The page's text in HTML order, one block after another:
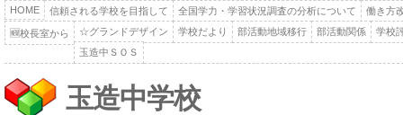
HOME 信頼される学校を目指して 全国学力・学習状況調査の分析について 働き方
🆕校長室から ☆グランドデザイン 学校だより 部活動地域移行 部活動関係
学校
玉造中ＳＯＳ
玉造中学校